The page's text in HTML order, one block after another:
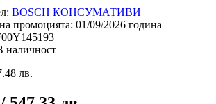
BOSCH КОНСУМАТИВИ
промоцията: 01/09/2026 година
наличност
лв.